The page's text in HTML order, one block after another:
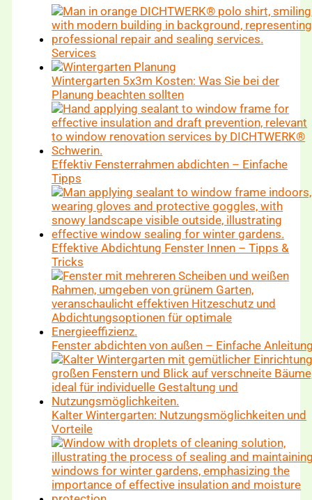
Services
Wintergarten 5x3m Kosten: Was Sie bei der
Planung beachten sollten
Effektiv Fensterrahmen abdichten – Einfache
Tipps
Effektive Abdichtung Fenster Innen – Tipps &
Tricks
Fenster abdichten von außen – Einfache
Kalter Wintergarten: Nutzungsmöglichkeiten und
Vorteile